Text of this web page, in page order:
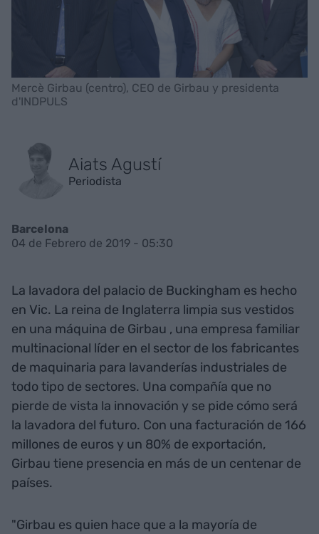
Mercè Girbau (centro), CEO de Girbau y presidenta
d'INDPULS
Aiats Agustí
Periodista
Barcelona
04 de Febrero de 2019 - 05:30
La lavadora del palacio de Buckingham es hecho
en Vic. La reina de Inglaterra limpia sus vestidos
en una máquina de Girbau , una empresa familiar
multinacional líder en el sector de los fabricantes
de maquinaria para lavanderías industriales de
todo tipo de sectores. Una compañía que no
pierde de vista la innovación y se pide cómo será
la lavadora del futuro. Con una facturación de 166
millones de euros y un 80% de exportación,
Girbau tiene presencia en más de un centenar de
países.
"Girbau es quien hace que a la mayoría de